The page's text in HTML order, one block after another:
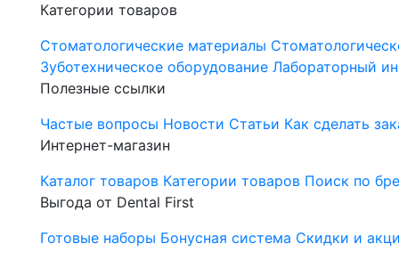
Категории товаров
Стоматологические материалы
Зуботехническое оборудование Лабораторный
Полезные ссылки
Частые вопросы Новости Статьи Как сделать
Интернет-магазин
Каталог товаров Категории товаров Поиск по
Выгода от Dental First
Готовые наборы Бонусная система Скидки и